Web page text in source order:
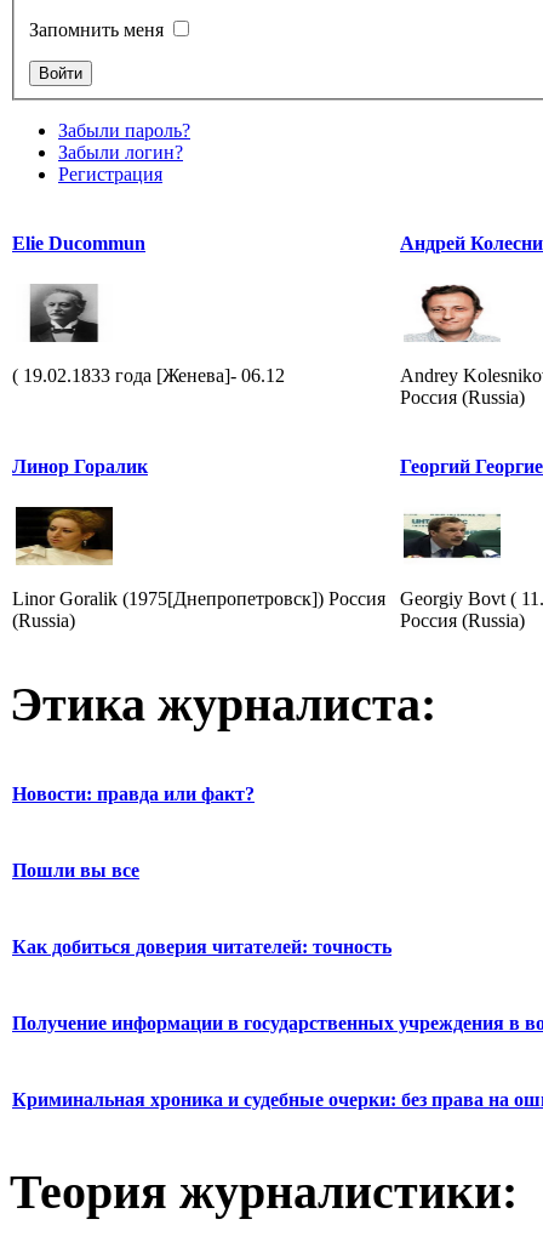
Запомнить меня
Забыли пароль?
Забыли логин?
Регистрация
Elie Ducommun
( 19.02.1833 года [Женева]- 06.12
Андрей
Andrey
Россия (Russia)
Линор Горалик
Linor Goralik (1975[Днепропетровск]) Россия
(Russia)
Георгий
Georgiy Bovt (
Россия (Russia)
Этика журналиста:
Новости: правда или факт?
Пошли вы все
Как добиться доверия читателей: точность
Получение информации в государственных учреждения в
Криминальная хроника и судебные очерки: без права на
Теория журналистики: